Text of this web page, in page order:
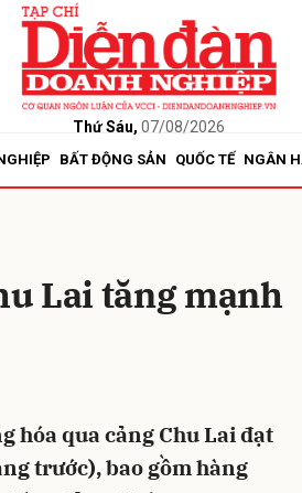
Thứ Sáu, 07/08/2026
BẤT ĐỘNG SẢN QUỐC TẾ NGÂN
Lai tăng mạnh
hóa qua cảng Chu Lai đạt
trước), bao gồm hàng